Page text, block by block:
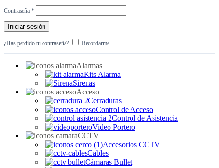
Contraseña *Obligatorio
Iniciar sesión
¿Has perdido tu contraseña? Recordarme
Alarmas
Kits Alarma
Sirenas
Acceso
Cerraduras
Control de Acceso
Control de Asistencia
Video Portero
CCTV
Accesorios CCTV
Cables
Cámaras Bullet